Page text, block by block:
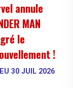
annule
MAN
le
!
30 JUIL 2026